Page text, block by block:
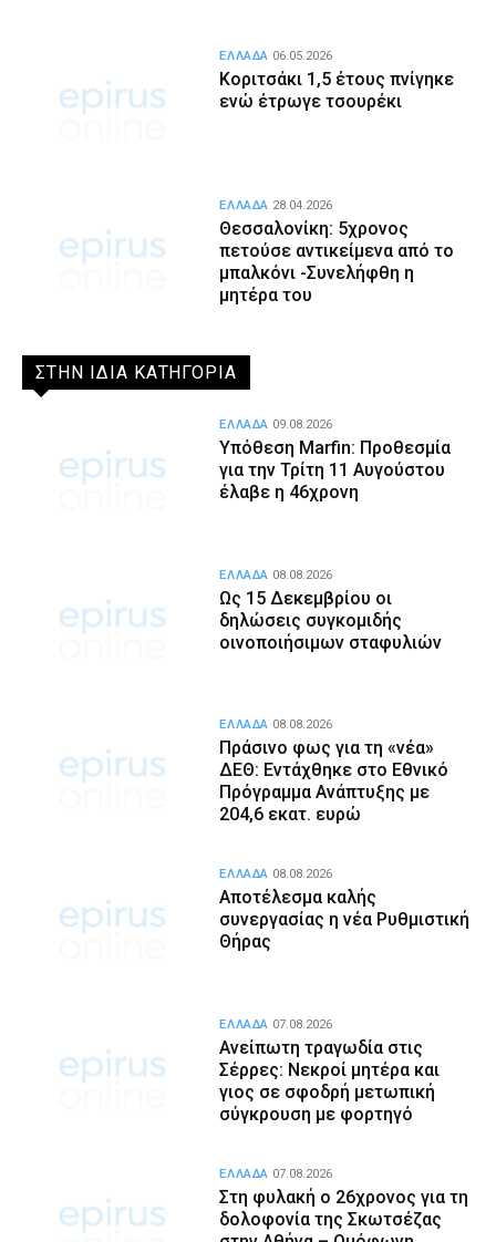
Κοριτσάκι 1,5 έτους πνίγηκε
ενώ έτρωγε τσουρέκι
ΕΛΛΑΔΑ 06.05.2026
Θεσσαλονίκη: 5χρονος
πετούσε αντικείμενα από το
μπαλκόνι -Συνελήφθη η
μητέρα του
ΕΛΛΑΔΑ 28.04.2026
ΣΤΗΝ ΙΔΙΑ ΚΑΤΗΓΟΡΙΑ
Υπόθεση Marfin: Προθεσμία
για την Τρίτη 11 Αυγούστου
έλαβε η 46χρονη
ΕΛΛΑΔΑ 09.08.2026
Ως 15 Δεκεμβρίου οι
δηλώσεις συγκομιδής
οινοποιήσιμων σταφυλιών
ΕΛΛΑΔΑ 08.08.2026
Πράσινο φως για τη «νέα»
ΔΕΘ: Εντάχθηκε στο Εθνικό
Πρόγραμμα Ανάπτυξης με
204,6 εκατ. ευρώ
ΕΛΛΑΔΑ 08.08.2026
Αποτέλεσμα καλής
συνεργασίας η νέα Ρυθμιστική
Θήρας
ΕΛΛΑΔΑ 08.08.2026
Ανείπωτη τραγωδία στις
Σέρρες: Νεκροί μητέρα και
γιος σε σφοδρή μετωπική
σύγκρουση με φορτηγό
ΕΛΛΑΔΑ 07.08.2026
Στη φυλακή ο 26χρονος για τη
δολοφονία της Σκωτσέζας
ΕΛΛΑΔΑ 07.08.2026